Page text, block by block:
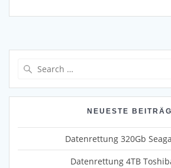
NEUESTE
Datenrettung 320Gb
Datenrettung 4TB